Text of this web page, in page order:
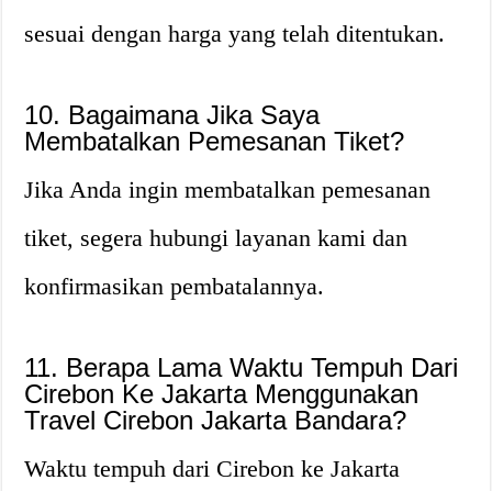
sesuai dengan harga yang telah ditentukan.
10. Bagaimana Jika Saya
Membatalkan Pemesanan Tiket?
Jika Anda ingin membatalkan pemesanan
tiket, segera hubungi layanan kami dan
konfirmasikan pembatalannya.
11. Berapa Lama Waktu Tempuh Dari
Cirebon Ke Jakarta Menggunakan
Travel Cirebon Jakarta Bandara?
Waktu tempuh dari Cirebon ke Jakarta